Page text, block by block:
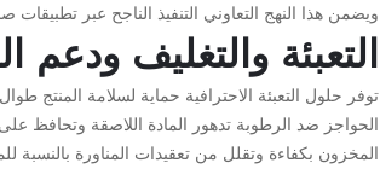
ويضمن هذا النهج التعاوني التنفيذ الناجح عبر تطبيقات
التعبئة والتغليف ودعم
توفر حلول التعبئة الاحترافية حماية لسلامة المنتج
الحواجز ضد الرطوبة تدهور المادة اللاصقة وتحافظ
المخزون بكفاءة وتقلل من تعقيدات المناورة بالنسبة